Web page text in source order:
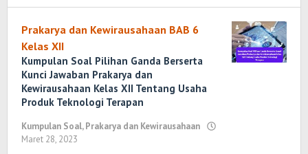
Romadhoni
Prakarya dan Kewirausahaan BAB 6
Kelas XII
Kumpulan Soal Pilihan Ganda Berserta
Kunci Jawaban Prakarya dan
Kewirausahaan Kelas XII Tentang Usaha
Produk Teknologi Terapan
Kumpulan Soal,Prakarya dan Kewirausahaan
Maret 28, 2023